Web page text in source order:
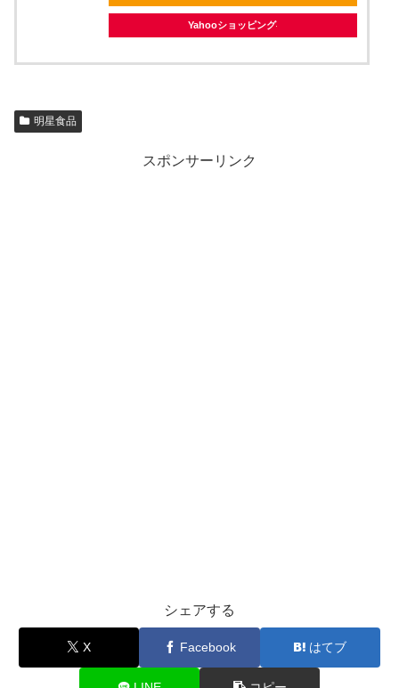
Yahooショッピング
明星食品
スポンサーリンク
シェアする
X Facebook はてブ